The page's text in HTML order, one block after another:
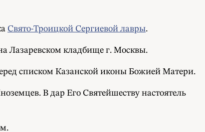
Свято-Троицкой Сергиевой лавры.
Лазаревском кладбище г. Москвы.
списком Казанской иконы Божией Матери.
В дар Его Святейшеству настоятель